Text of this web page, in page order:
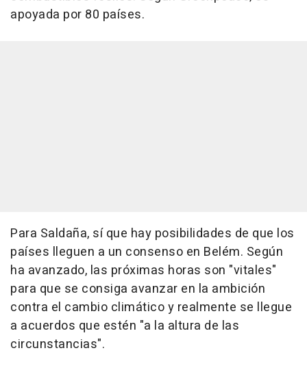
apoyada por 80 países.
Para Saldaña, sí que hay posibilidades de que los
países lleguen a un consenso en Belém. Según
ha avanzado, las próximas horas son "vitales"
para que se consiga avanzar en la ambición
contra el cambio climático y realmente se llegue
a acuerdos que estén "a la altura de las
circunstancias".